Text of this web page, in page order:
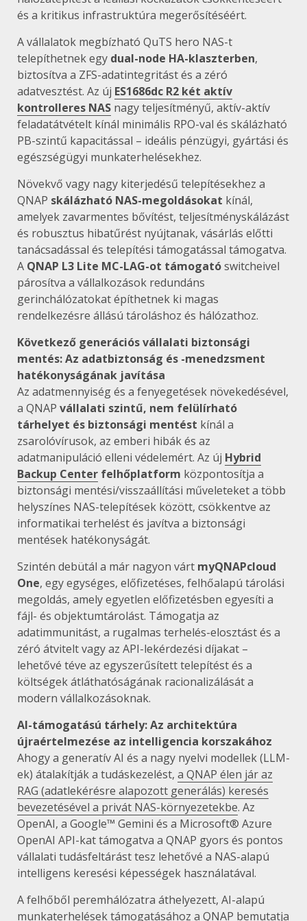
és a kritikus infrastruktúra megerősítéséért.
A vállalatok megbízható QuTS hero NAS-t
telepíthetnek egy dual-node HA-klaszterben,
biztosítva a ZFS-adatintegritást és a zéró
adatvesztést. Az új ES1686dc R2 két aktív
kontrolleres NAS nagy teljesítményű, aktív-aktív
feladatátvételt kínál minimális RPO-val és skálázható
PB-szintű kapacitással – ideális pénzügyi, gyártási és
egészségügyi munkaterhelésekhez.
Növekvő vagy nagy kiterjedésű telepítésekhez a
QNAP skálázható NAS-megoldásokat kínál,
amelyek zavarmentes bővítést, teljesítményskálázást
és robusztus hibatűrést nyújtanak, vásárlás előtti
tanácsadással és telepítési támogatással támogatva.
A QNAP L3 Lite MC-LAG-ot támogatóswitcheivel
párosítva a vállalkozások redundáns
gerinchálózatokat építhetnek ki magas
rendelkezésre állású tároláshoz és hálózathoz.
Következő generációs vállalati biztonsági
mentés: Az adatbiztonság és -menedzsment
hatékonyságának javítása
Az adatmennyiség és a fenyegetések növekedésével,
a QNAP vállalati szintű, nem felülírható
tárhelyet és biztonsági mentést kínál a
zsarolóvírusok, az emberi hibák és az
adatmanipuláció elleni védelemért. Az új Hybrid
Backup Center felhőplatform központosítja a
biztonsági mentési/visszaállítási műveleteket a több
helyszínes NAS-telepítések között, csökkentve az
informatikai terhelést és javítva a biztonsági
mentések hatékonyságát.
Szintén debütál a már nagyon várt myQNAPcloud
One, egy egységes, előfizetéses, felhőalapú tárolási
megoldás, amely egyetlen előfizetésben egyesíti a
fájl- és objektumtárolást. Támogatja az
adatimmunitást, a rugalmas terhelés-elosztást és a
zéró átvitelt vagy az API-lekérdezési díjakat –
lehetővé téve az egyszerűsített telepítést és a
költségek átláthatóságának racionalizálását a
modern vállalkozásoknak.
AI-támogatású tárhely: Az architektúra
újraértelmezése az intelligencia korszakához
Ahogy a generatív AI és a nagy nyelvi modellek (LLM-
ek) átalakítják a tudáskezelést, a QNAP élen jár az
RAG (adatlekérésre alapozott generálás) keresés
bevezetésével a privát NAS-környezetekbe. Az
OpenAI, a Google™ Gemini és a Microsoft® Azure
OpenAI API-kat támogatva a QNAP gyors és pontos
vállalati tudásfeltárást tesz lehetővé a NAS-alapú
intelligens keresési képességek használatával.
A felhőből peremhálózatra áthelyezett, AI-alapú
munkaterhelések támogatásához a QNAP bemutatja